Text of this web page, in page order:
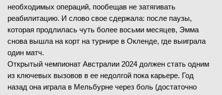
необходимых операций, пообещав не затягивать
реабилитацию. И слово свое сдержала: после паузы,
которая продлилась чуть более восьми месяцев, Эмма
снова вышла на корт на турнире в Окленде, где выиграла
один матч.
Открытый чемпионат Австралии 2024 должен стать одним
из ключевых вызовов в ее недолгой пока карьере. Год
назад она играла в Мельбурне через боль (достаточно